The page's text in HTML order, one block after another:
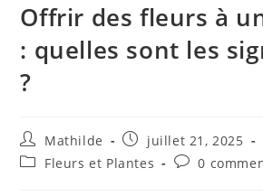
Offrir des fleurs à
: quelles sont les
?
Mathilde
juillet 21, 2025
Fleurs et Plantes
0